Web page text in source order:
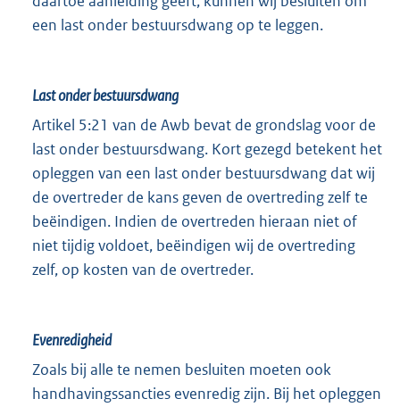
een last onder bestuursdwang op te leggen.
Last onder bestuursdwang
Artikel 5:21 van de Awb bevat de grondslag voor de
last onder bestuursdwang. Kort gezegd betekent het
opleggen van een last onder bestuursdwang dat wij
de overtreder de kans geven de overtreding zelf te
beëindigen. Indien de overtreden hieraan niet of
niet tijdig voldoet, beëindigen wij de overtreding
zelf, op kosten van de overtreder.
Evenredigheid
Zoals bij alle te nemen besluiten moeten ook
handhavingssancties evenredig zijn. Bij het opleggen